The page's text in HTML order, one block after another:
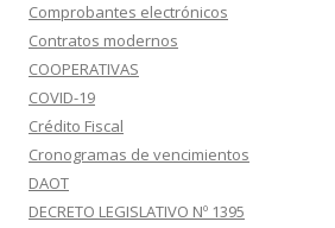
Comprobantes electrónicos
Contratos modernos
COOPERATIVAS
COVID-19
Crédito Fiscal
Cronogramas de vencimientos
DAOT
DECRETO LEGISLATIVO Nº 1395